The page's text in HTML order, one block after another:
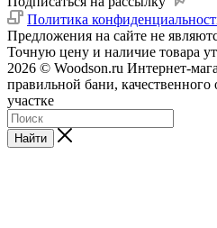
Политика
Предложения на сайте не
Точную цену и наличие товара
2026 © Woodson.ru Интернет-
правильной бани,
участке
Найти